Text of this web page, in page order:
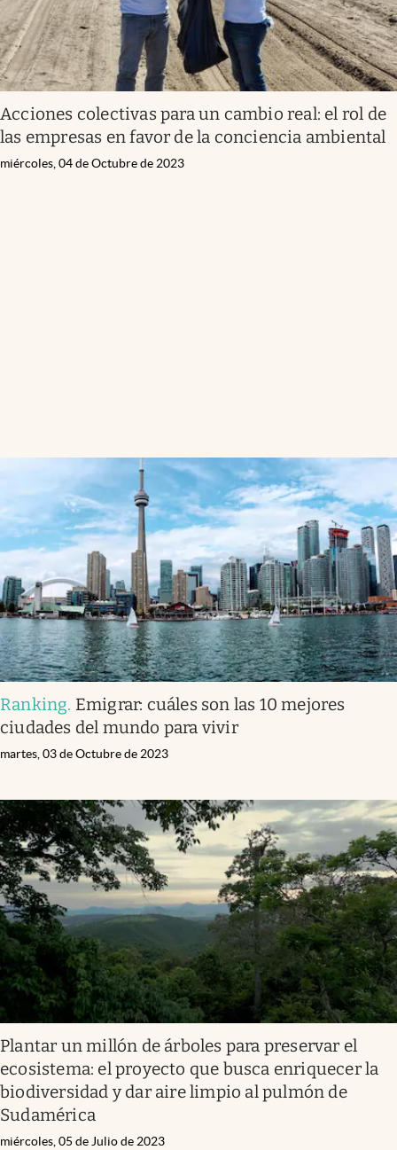
Acciones colectivas para un cambio real: el rol de
las empresas en favor de la conciencia ambiental
miércoles, 04 de Octubre de 2023
Ranking. Emigrar: cuáles son las 10 mejores
ciudades del mundo para vivir
martes, 03 de Octubre de 2023
Plantar un millón de árboles para preservar el
ecosistema: el proyecto que busca enriquecer la
biodiversidad y dar aire limpio al pulmón de
Sudamérica
miércoles, 05 de Julio de 2023